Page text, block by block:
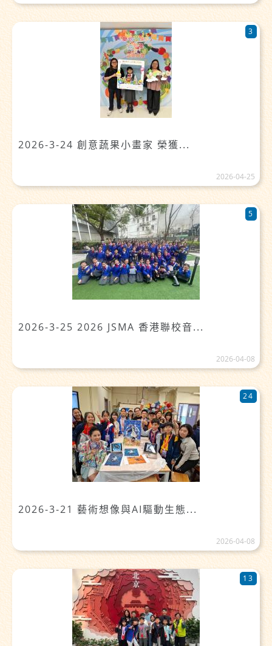
2026-3-24 創意蔬果小畫家 榮獲...
3
2026-04-25
2026-3-25 2026 JSMA 香港聯校音...
5
2026-04-08
2026-3-21 藝術想像與AI驅動生態...
24
2026-04-08
13